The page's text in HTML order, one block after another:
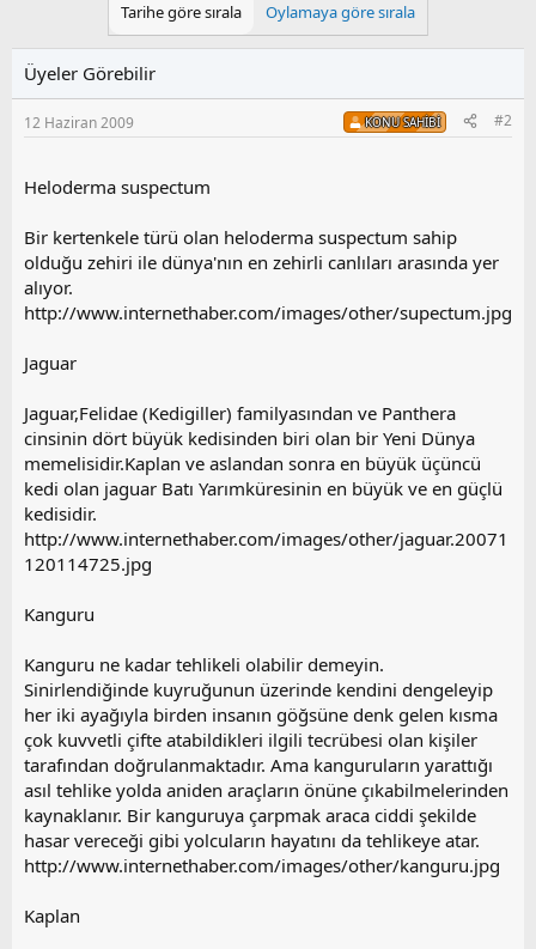
Tarihe göre sırala Oylamaya göre sırala
Üyeler Görebilir
12 Haziran 2009 KONU SAHIBI #2
Heloderma suspectum
Bir kertenkele türü olan heloderma suspectum sahip
olduğu zehiri ile dünya'nın en zehirli canlıları arasında yer
alıyor.
http://www.internethaber.com/images/other/supectum.jpg
Jaguar
Jaguar,Felidae (Kedigiller) familyasından ve Panthera
cinsinin dört büyük kedisinden biri olan bir Yeni Dünya
memelisidir.Kaplan ve aslandan sonra en büyük üçüncü
kedi olan jaguar Batı Yarımküresinin en büyük ve en güçlü
kedisidir.
http://www.internethaber.com/images/other/jaguar.20071
120114725.jpg
Kanguru
Kanguru ne kadar tehlikeli olabilir demeyin.
Sinirlendiğinde kuyruğunun üzerinde kendini dengeleyip
her iki ayağıyla birden insanın göğsüne denk gelen kısma
çok kuvvetli çifte atabildikleri ilgili tecrübesi olan kişiler
tarafından doğrulanmaktadır. Ama kanguruların yarattığı
asıl tehlike yolda aniden araçların önüne çıkabilmelerinden
kaynaklanır. Bir kanguruya çarpmak araca ciddi şekilde
hasar vereceği gibi yolcuların hayatını da tehlikeye atar.
http://www.internethaber.com/images/other/kanguru.jpg
Kaplan